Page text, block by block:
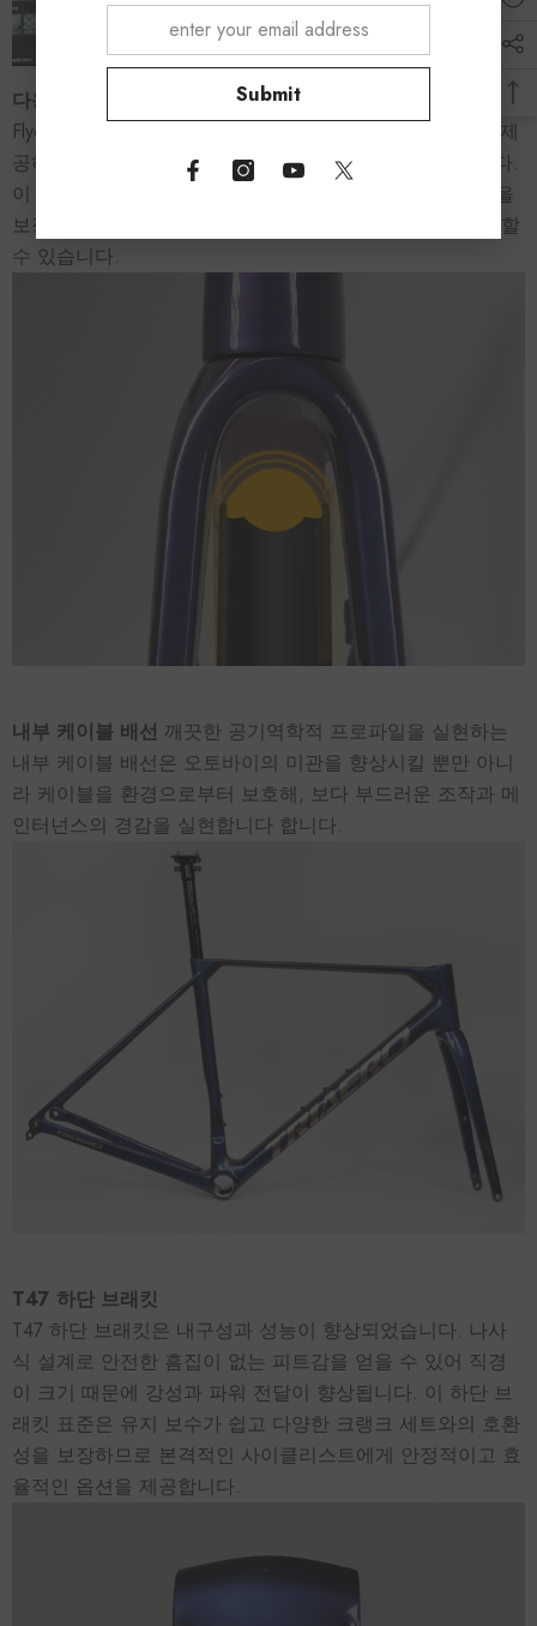
다용도 타이어 클리어런스
Flyee 로드 자전거 프레임은 다목적 타이어 클리어런스를 제
공하며 25c에서 32c까지 다양한 타이어 크기를 지원합니다.
이 유연성을 통해 다양한 지형에서 최적의 성능과 편안함을
보장하고 부드러운 도로 라이드와 더 거친 길로 쉽게 전환할
수 있습니다.
내부 케이블 배선 깨끗한 공기역학적 프로파일을 실현하는
내부 케이블 배선은 오토바이의 미관을 향상시킬 뿐만 아니
라 케이블을 환경으로부터 보호해, 보다 부드러운 조작과 메
인터넌스의 경감을 실현합니다 합니다.
T47 하단 브래킷
T47 하단 브래킷은 내구성과 성능이 향상되었습니다. 나사
식 설계로 안전한 흠집이 없는 피트감을 얻을 수 있어 직경
이 크기 때문에 강성과 파워 전달이 향상됩니다. 이 하단 브
래킷 표준은 유지 보수가 쉽고 다양한 크랭크 세트와의 호환
성을 보장하므로 본격적인 사이클리스트에게 안정적이고 효
율적인 옵션을 제공합니다.
Submit